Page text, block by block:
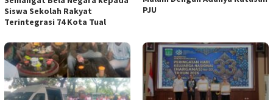
Siswa Sekolah Rakyat
Terintegrasi 74 Kota Tual
PJU